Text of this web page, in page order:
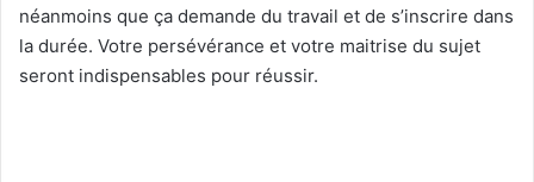
néanmoins que ça demande du travail et de s’inscrire dans
la durée. Votre persévérance et votre maitrise du sujet
seront indispensables pour réussir.